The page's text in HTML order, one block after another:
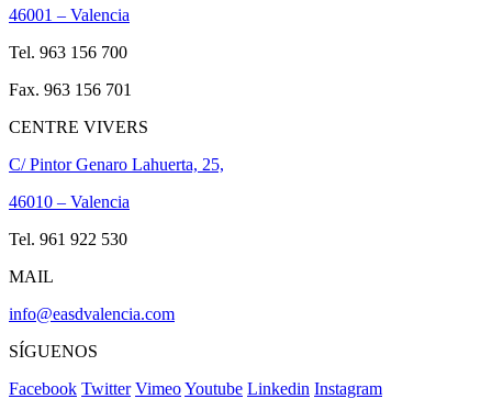
46001 – Valencia
Tel. 963 156 700
Fax. 963 156 701
CENTRE VIVERS
C/ Pintor Genaro Lahuerta, 25,
46010 – Valencia
Tel. 961 922 530
MAIL
info@easdvalencia.com
SÍGUENOS
Facebook Twitter VimeoYoutube Linkedin Instagram